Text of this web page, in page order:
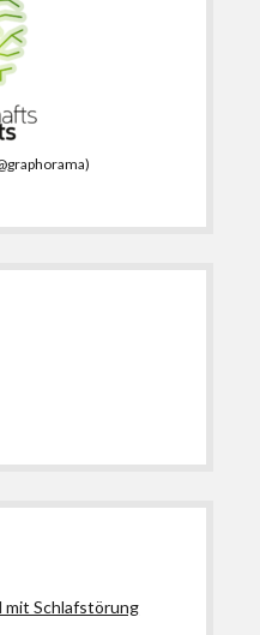
mit Schlafstörung